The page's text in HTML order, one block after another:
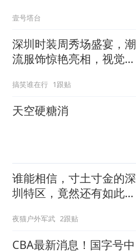
壹号塔台
深圳时装周秀场盛宴，潮
流服饰惊艳亮相，视觉冲
搞笑谁在行 1跟贴
天空硬糖消
谁能相信，寸土寸金的深
圳特区，竟然还有如此贫
夜猫户外军武 2跟贴
CBA最新消息！国字号中